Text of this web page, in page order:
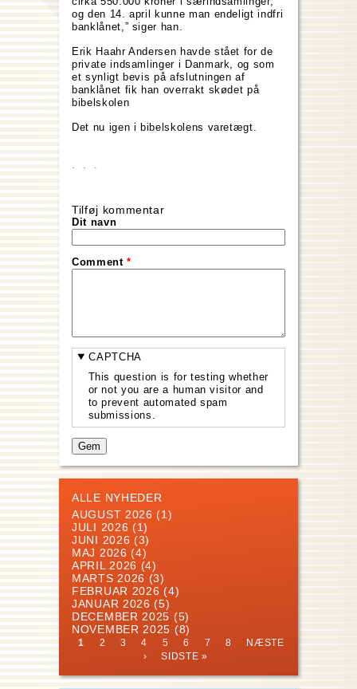
og den 14. april kunne man endeligt indfri
banklånet,” siger han.
Erik Haahr Andersen havde stået for de
private indsamlinger i Danmark, og som
et synligt bevis på afslutningen af
banklånet fik han overrakt skødet på
bibelskolen
Det nu igen i bibelskolens varetægt.
Tilføj kommentar
Dit navn
Comment*
CAPTCHA
This question is for testing whether
or not you are a human visitor and
to prevent automated spam
submissions.
ALLE NYHEDER
AUGUST 2026 (1)
JULI 2026 (1)
JUNI 2026 (3)
MAJ 2026 (4)
APRIL 2026 (4)
MARTS 2026 (3)
FEBRUAR 2026 (4)
JANUAR 2026 (5)
DECEMBER 2025 (5)
NOVEMBER 2025 (8)
CURRENT
1 PAGE
2 PAGE
3 PAGE
4 PAGE
5 PAGE
6 PAGE
7 PAGE
8
NEXT
NÆSTE
›
LAST
SIDSTE »